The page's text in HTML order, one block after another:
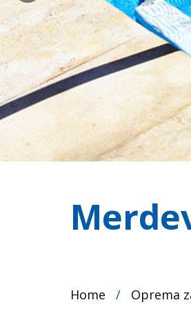
Home / Oprema